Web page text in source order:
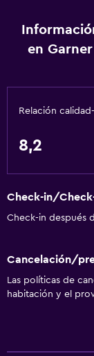
Servicios básicos
Wifi disponible
Internet
Aire
Artículos de
Alarma de humo
Calefacción
Comedor
Máquina
en
Relación
8,2
Check-in/
Check-in después
Cancelación/
Las políticas de
habitación y el